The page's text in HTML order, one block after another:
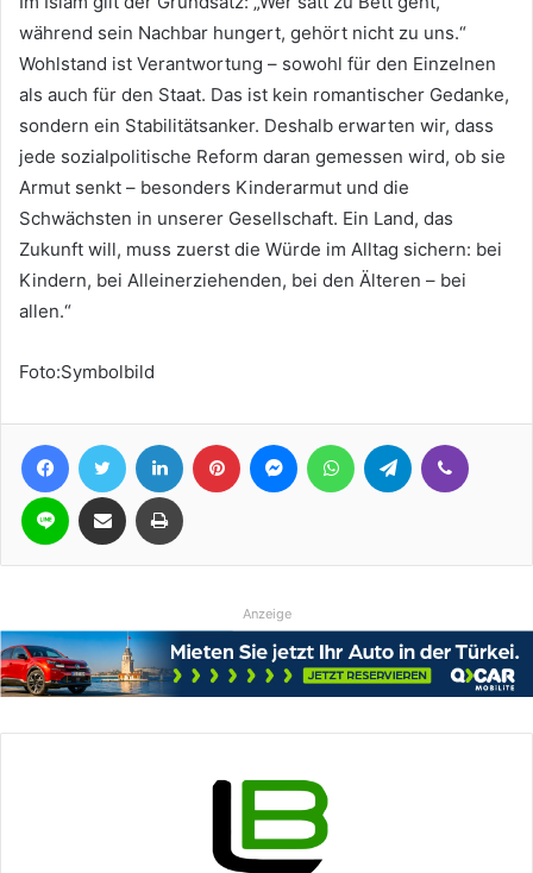
während sein Nachbar hungert, gehört nicht zu uns.“
Wohlstand ist Verantwortung – sowohl für den Einzelnen
als auch für den Staat. Das ist kein romantischer Gedanke,
sondern ein Stabilitätsanker. Deshalb erwarten wir, dass
jede sozialpolitische Reform daran gemessen wird, ob sie
Armut senkt – besonders Kinderarmut und die
Schwächsten in unserer Gesellschaft. Ein Land, das
Zukunft will, muss zuerst die Würde im Alltag sichern: bei
Kindern, bei Alleinerziehenden, bei den Älteren – bei
allen.“
Foto:Symbolbild
FacebookTwitter LinkedIn Pinterest MessengerWhatsAppTelegram
Line Teile per E-Mail Drucken
Anzeige